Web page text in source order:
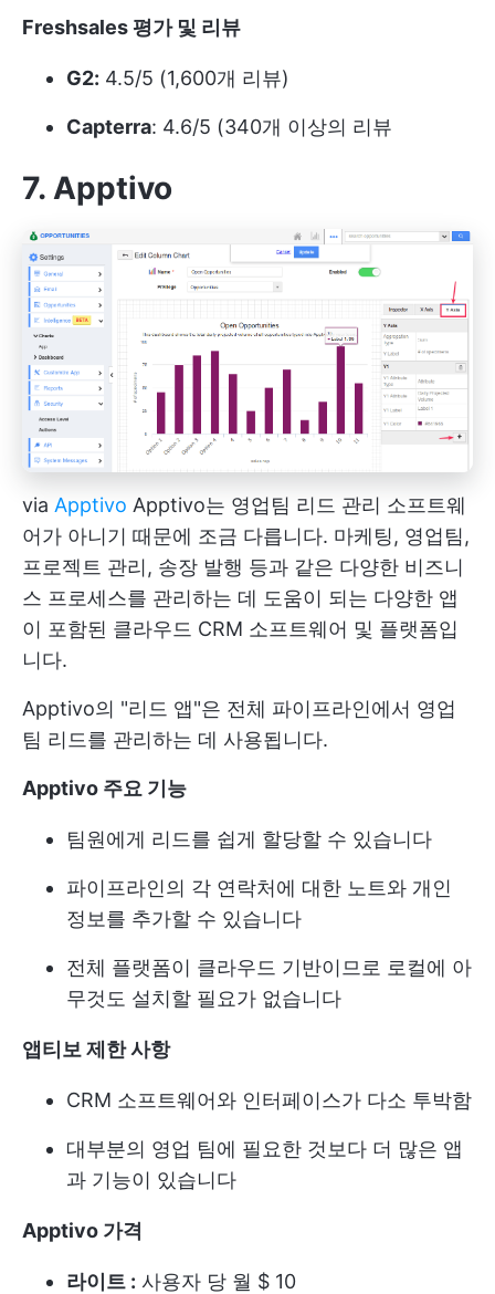
Freshsales 평가 및 리뷰
G2: 4.5/5 (1,600개 리뷰)
Capterra: 4.6/5 (340개 이상의 리뷰
7. Apptivo
via Apptivo Apptivo는 영업팀 리드 관리 소프트웨
어가 아니기 때문에 조금 다릅니다. 마케팅, 영업팀,
프로젝트 관리, 송장 발행 등과 같은 다양한 비즈니
스 프로세스를 관리하는 데 도움이 되는 다양한 앱
이 포함된 클라우드 CRM 소프트웨어 및 플랫폼입
니다.
Apptivo의 "리드 앱"은 전체 파이프라인에서 영업
팀 리드를 관리하는 데 사용됩니다.
Apptivo 주요 기능
팀원에게 리드를 쉽게 할당할 수 있습니다
파이프라인의 각 연락처에 대한 노트와 개인
정보를 추가할 수 있습니다
전체 플랫폼이 클라우드 기반이므로 로컬에 아
무것도 설치할 필요가 없습니다
앱티보 제한 사항
CRM 소프트웨어와 인터페이스가 다소 투박함
대부분의 영업 팀에 필요한 것보다 더 많은 앱
과 기능이 있습니다
Apptivo 가격
라이트 : 사용자 당 월 $ 10